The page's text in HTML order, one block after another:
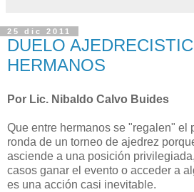
25 dic 2011
DUELO
HERMANOS
Por Lic. Nibaldo Calvo Buides
Que entre hermanos se "regalen" el
ronda de un torneo de ajedrez
asciende a una posición
casos ganar el evento o acceder a
es una acción casi inevitable.